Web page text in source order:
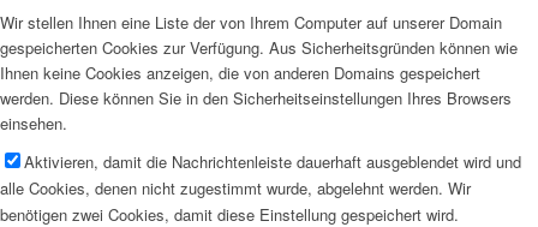
Wir stellen Ihnen eine Liste der von Ihrem Computer auf unserer Domain
gespeicherten Cookies zur Verfügung. Aus Sicherheitsgründen können wie
Ihnen keine Cookies anzeigen, die von anderen Domains gespeichert
werden. Diese können Sie in den Sicherheitseinstellungen Ihres Browsers
einsehen.
Aktivieren, damit die Nachrichtenleiste dauerhaft ausgeblendet wird und
alle Cookies, denen nicht zugestimmt wurde, abgelehnt werden. Wir
benötigen zwei Cookies, damit diese Einstellung gespeichert wird.